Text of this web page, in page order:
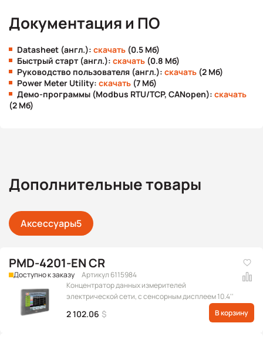
Документация и ПО
Datasheet (англ.): скачать (0.5 Мб)
Быстрый старт (англ.): скачать (0.8 Мб)
Руководство пользователя (англ.): скачать (2 Мб)
Power Meter Utility: скачать (7 Мб)
Демо-программы (Modbus RTU/TCP, CANopen): скачать
(2 Мб)
Дополнительные товары
Аксессуары5
PMD-4201-EN CR
Доступно к заказу
Артикул 6115984
Концентратор данных измерителей
электрической сети, с сенсорным дисплеем 10.4''
2 102.06 $ В корзину